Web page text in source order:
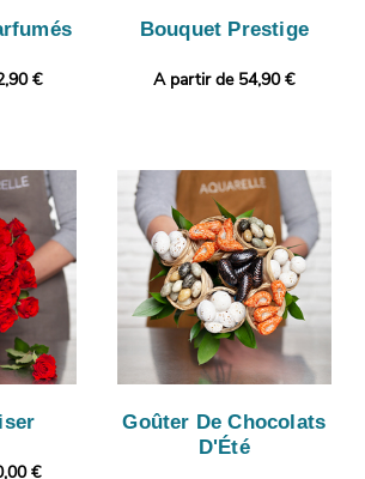
€
Bouquet Prestige
A partir de 54,90 €
€
Goûter De Chocolats
D'Été